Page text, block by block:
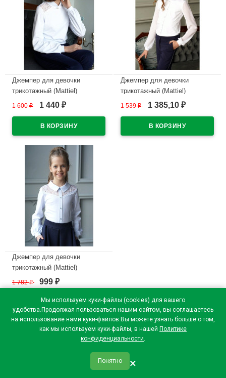
Мы используем куки-файлы (cookies) для вашего
удобства.Продолжая пользоваться нашим сайтом, вы соглашаетесь
на использование нами куки-файлов.Вы можете узнать больше о том,
как мы используем куки-файлы, в нашей Политике
конфиденциальности.
Понятно ×
Джемпер для девочки
трикотажный (Mattiel)
короткий рукав цвет белый
34/134-44/164
1 600₽ 1 440 ₽
Джемпер для девочки
трикотажный (Mattiel)
длинный рукав цвет белый
32/128-40/158
1 539₽ 1 385,10 ₽
Джемпер для девочки
трикотажный (Mattiel)
длинный рукав цвет белый
арт.D079-111 размерный ряд
34/134-40/152
В наличии
1 782₽ 999 ₽
qr_code